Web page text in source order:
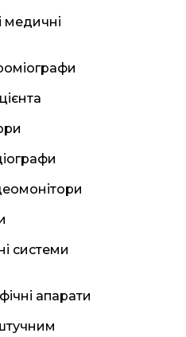
медичні
системи
апарати